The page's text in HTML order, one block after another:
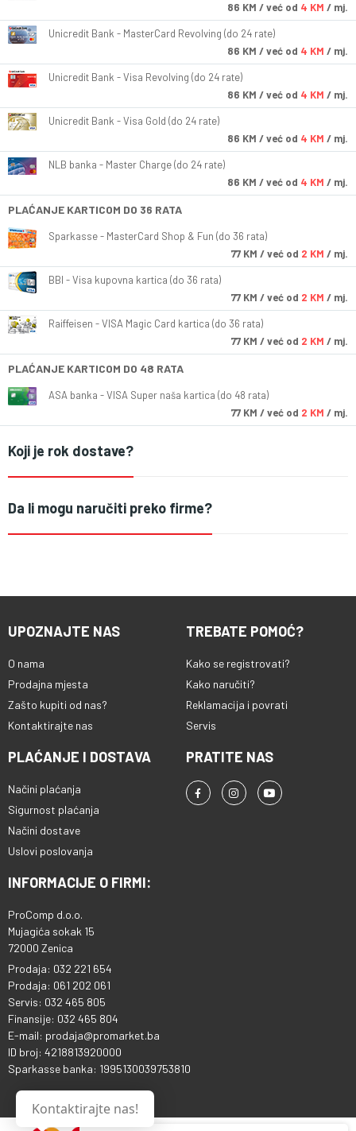
86 KM / već od 4 KM / mj.
Unicredit Bank - MasterCard Revolving (do 24 rate)
86 KM / već od 4 KM / mj.
Unicredit Bank - Visa Revolving (do 24 rate)
86 KM / već od 4 KM / mj.
Unicredit Bank - Visa Gold (do 24 rate)
86 KM / već od 4 KM / mj.
NLB banka - Master Charge (do 24 rate)
86 KM / već od 4 KM / mj.
PLAĆANJE KARTICOM DO 36 RATA
Sparkasse - MasterCard Shop & Fun (do 36 rata)
77 KM / već od 2 KM / mj.
BBI - Visa kupovna kartica (do 36 rata)
77 KM / već od 2 KM / mj.
Raiffeisen - VISA Magic Card kartica (do 36 rata)
77 KM / već od 2 KM / mj.
PLAĆANJE KARTICOM DO 48 RATA
ASA banka - VISA Super naša kartica (do 48 rata)
77 KM / već od 2 KM / mj.
Koji je rok dostave?
Da li mogu naručiti preko firme?
UPOZNAJTE NAS
O nama
Prodajna mjesta
Zašto kupiti od nas?
Kontaktirajte nas
TREBATE POMOĆ?
Kako se registrovati?
Kako naručiti?
Reklamacija i povrati
Servis
PLAĆANJE I DOSTAVA
Načini plaćanja
Sigurnost plaćanja
Načini dostave
Uslovi poslovanja
PRATITE NAS
INFORMACIJE O FIRMI:
ProComp d.o.o.
Mujagića sokak 15
72000 Zenica
Prodaja: 032 221 654
Prodaja: 061 202 061
Servis: 032 465 805
Finansije: 032 465 804
E-mail: prodaja@promarket.ba
ID broj: 4218813920000
Sparkasse banka: 1995130039753810
Kontaktirajte nas!